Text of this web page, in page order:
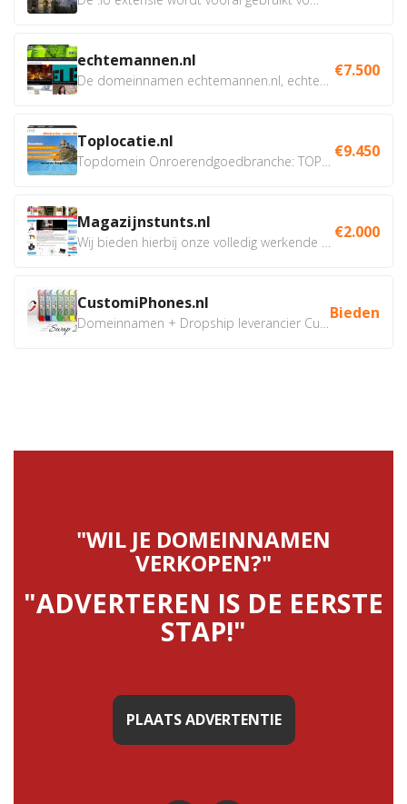
echtemannen.nl €7.500
Toplocatie.nl €9.450
Magazijnstunts.nl €2.000
CustomiPhones.nl Bieden
"WIL JE DOMEINNAMEN
VERKOPEN?"
"ADVERTEREN IS DE EERSTE
STAP!"
PLAATS ADVERTENTIE